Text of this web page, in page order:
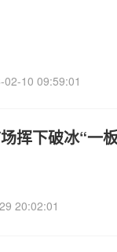
02-10 09:59:01
挥下破冰“一
20:02:01